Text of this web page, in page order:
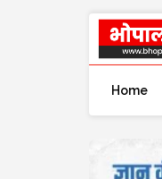
Home